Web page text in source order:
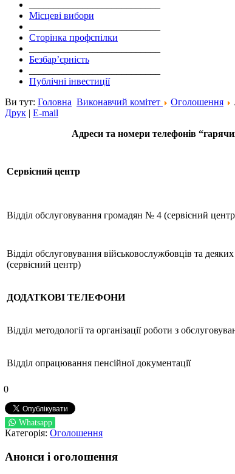
Місцеві вибори
Сторінка профспілки
Безбар’єрність
Публічні інвестиції
Ви тут: Головна Виконавчий комітет Оголошення
Друк | E-mail
Адреси та номери телефонів
Сервісний центр
Відділ обслуговування громадян № 4 (сервісний
Відділ обслуговування військовослужбовців та
(сервісний центр)
ДОДАТКОВІ ТЕЛЕФОНИ
Відділ методології та організації роботи з
Відділ опрацювання пенсійної документації
0
Whatsapp
Категорія: Оголошення
Анонси і оголошення